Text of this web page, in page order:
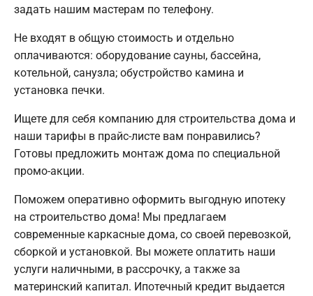
задать нашим мастерам по телефону.
Не входят в общую стоимость и отдельно
оплачиваются: оборудование сауны, бассейна,
котельной, санузла; обустройство камина и
установка печки.
Ищете для себя компанию для строительства дома и
наши тарифы в прайс-листе вам понравились?
Готовы предложить монтаж дома по специальной
промо-акции.
Поможем оперативно оформить выгодную ипотеку
на строительство дома! Мы предлагаем
современные каркасные дома, со своей перевозкой,
сборкой и установкой. Вы можете оплатить наши
услуги наличными, в рассрочку, а также за
материнский капитал. Ипотечный кредит выдается